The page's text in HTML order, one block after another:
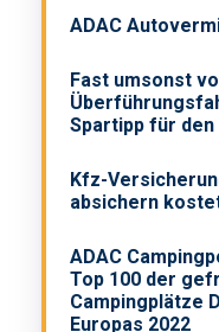
ADAC
Fast umsonst
Spartipp für den
Kfz-
absichern
ADAC
Top 100 der
Campingplätze
Europas 2022